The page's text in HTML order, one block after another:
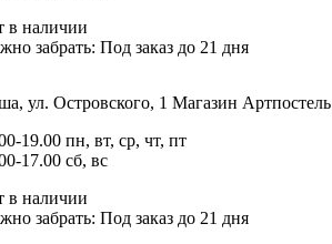
в наличии
забрать: Под заказ до 21 дня
ул. Островского, 1 Магазин Артпостель
19.00 пн, вт, ср, чт, пт
17.00 сб, вс
в наличии
забрать: Под заказ до 21 дня